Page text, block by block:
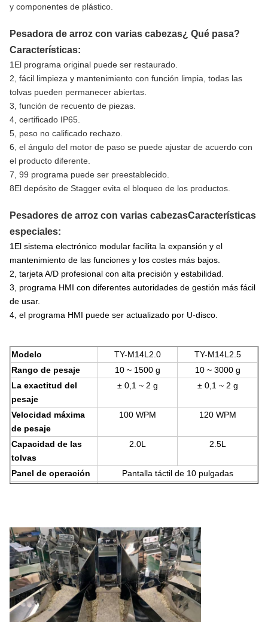
y componentes de plástico.
Pesadora de arroz con varias cabezas¿ Qué pasa?
Características:
1El programa original puede ser restaurado.
2, fácil limpieza y mantenimiento con función limpia, todas las
tolvas pueden permanecer abiertas.
3, función de recuento de piezas.
4, certificado IP65.
5, peso no calificado rechazo.
6, el ángulo del motor de paso se puede ajustar de acuerdo con
el producto diferente.
7, 99 programa puede ser preestablecido.
8El depósito de Stagger evita el bloqueo de los productos.
Pesadores de arroz con varias cabezasCaracterísticas
especiales:
1El sistema electrónico modular facilita la expansión y el
mantenimiento de las funciones y los costes más bajos.
2, tarjeta A/D profesional con alta precisión y estabilidad.
3, programa HMI con diferentes autoridades de gestión más fácil
de usar.
4, el programa HMI puede ser actualizado por U-disco.
Modelo TY-M14L2.0
TY-M14L2.5
Rango de pesaje
10 ~ 1500 g
10 ~ 3000 g
La exactitud del
pesaje
± 0,1 ~ 2 g ± 0,1 ~ 2 g
Velocidad máxima
de pesaje
100 WPM 120 WPM
Capacidad de las
tolvas
2.0L 2.5L
Panel de operación
Pantalla táctil de 10 pulgadas
Dimensión del
embalaje
Se aplicarán las siguientes medidas:
Peso neto
450 kg de peso
Peso del embalaje
500 KGS